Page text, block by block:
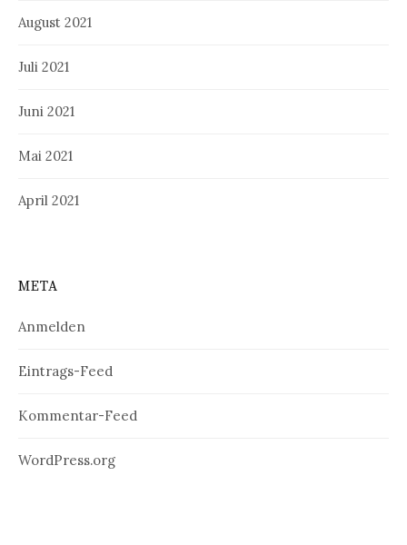
August 2021
Juli 2021
Juni 2021
Mai 2021
April 2021
META
Anmelden
Eintrags-Feed
Kommentar-Feed
WordPress.org